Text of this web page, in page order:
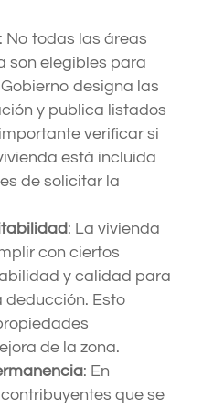
No todas las áreas
son elegibles para
designa las
y publica listados
verificar si
está incluida
de solicitar la
: La vivienda
con ciertos
y calidad para
deducción. Esto
de la zona.
: En
que se